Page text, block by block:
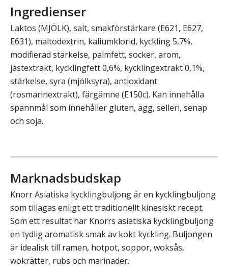
Ingredienser
Laktos (MJÖLK), salt, smakförstärkare (E621, E627,
E631), maltodextrin, kaliumklorid, kyckling 5,7%,
modifierad stärkelse, palmfett, socker, arom,
jästextrakt, kycklingfett 0,6%, kycklingextrakt 0,1%,
stärkelse, syra (mjölksyra), antioxidant
(rosmarinextrakt), färgämne (E150c). Kan innehålla
spannmål som innehåller gluten, ägg, selleri, senap
och soja.
Marknadsbudskap
Knorr Asiatiska kycklingbuljong är en kycklingbuljong
som tillagas enligt ett traditionellt kinesiskt recept.
Som ett resultat har Knorrs asiatiska kycklingbuljong
en tydlig aromatisk smak av kokt kyckling. Buljongen
är idealisk till ramen, hotpot, soppor, woksås,
wokrätter, rubs och marinader.